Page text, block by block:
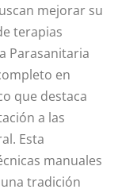
mejorar su
terapias
Parasanitaria
en
que destaca
a las
Esta
manuales
tradición